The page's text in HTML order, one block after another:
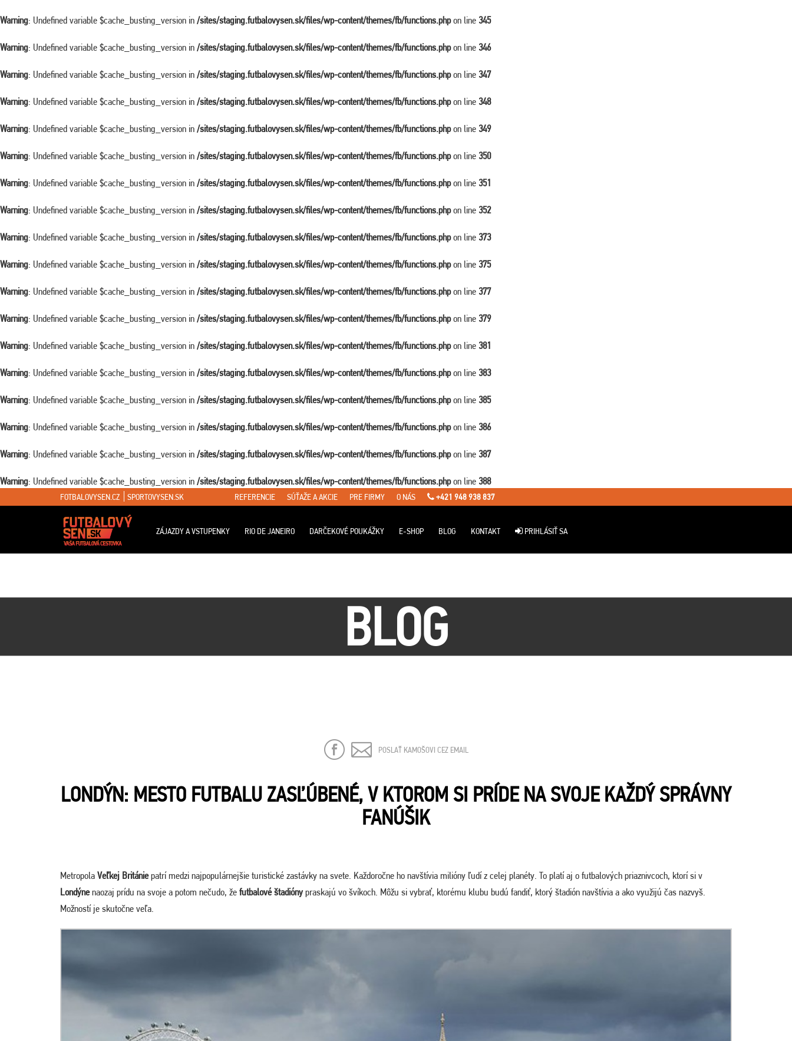
Warning: Undefined variable $cache_busting_version in /sites/staging.futbalovysen.sk/files/wp-content/themes/fb/functions.phpon line 345
Warning: Undefined variable $cache_busting_version in /sites/staging.futbalovysen.sk/files/wp-content/themes/fb/functions.phpon line 346
Warning: Undefined variable $cache_busting_version in /sites/staging.futbalovysen.sk/files/wp-content/themes/fb/functions.phpon line 347
Warning: Undefined variable $cache_busting_version in /sites/staging.futbalovysen.sk/files/wp-content/themes/fb/functions.phpon line 348
Warning: Undefined variable $cache_busting_version in /sites/staging.futbalovysen.sk/files/wp-content/themes/fb/functions.phpon line 349
Warning: Undefined variable $cache_busting_version in /sites/staging.futbalovysen.sk/files/wp-content/themes/fb/functions.phpon line 350
Warning: Undefined variable $cache_busting_version in /sites/staging.futbalovysen.sk/files/wp-content/themes/fb/functions.phpon line 351
Warning: Undefined variable $cache_busting_version in /sites/staging.futbalovysen.sk/files/wp-content/themes/fb/functions.phpon line 352
Warning: Undefined variable $cache_busting_version in /sites/staging.futbalovysen.sk/files/wp-content/themes/fb/functions.phpon line 373
Warning: Undefined variable $cache_busting_version in /sites/staging.futbalovysen.sk/files/wp-content/themes/fb/functions.phpon line 375
Warning: Undefined variable $cache_busting_version in /sites/staging.futbalovysen.sk/files/wp-content/themes/fb/functions.phpon line 377
Warning: Undefined variable $cache_busting_version in /sites/staging.futbalovysen.sk/files/wp-content/themes/fb/functions.phpon line 379
Warning: Undefined variable $cache_busting_version in /sites/staging.futbalovysen.sk/files/wp-content/themes/fb/functions.phpon line 381
Warning: Undefined variable $cache_busting_version in /sites/staging.futbalovysen.sk/files/wp-content/themes/fb/functions.phpon line 383
Warning: Undefined variable $cache_busting_version in /sites/staging.futbalovysen.sk/files/wp-content/themes/fb/functions.phpon line 385
Warning: Undefined variable $cache_busting_version in /sites/staging.futbalovysen.sk/files/wp-content/themes/fb/functions.phpon line 386
Warning: Undefined variable $cache_busting_version in /sites/staging.futbalovysen.sk/files/wp-content/themes/fb/functions.phpon line 387
Warning: Undefined variable $cache_busting_version in /sites/staging.futbalovysen.sk/files/wp-content/themes/fb/functions.phpon line 388
FOTBALOVYSEN.CZ SPORTOVYSEN.SK REFERENCIE SÚŤAŽE A AKCIE PRE FIRMY O NÁS +421 948 938 837
ZÁJAZDY A VSTUPENKY RIO DE JANEIRO DARČEKOVÉ POUKÁŽKY E-SHOP BLOG KONTAKT PRIHLÁSIŤ SA
BLOG
POSLAŤ KAMOŠOVI CEZ EMAIL
LONDÝN: MESTO FUTBALU ZASĽÚBENÉ, V KTOROM SI PRÍDE NA SVOJE KAŽDÝ SPRÁVNY
FANÚŠIK
Metropola Veľkej Britániepatrí medzi najpopulárnejšie turistické zastávky na svete. Každoročne ho navštívia milióny ľudí z celej planéty. To platí aj o futbalových priaznivcoch, ktorí si v
Londýnenaozaj prídu na svoje a potom nečudo, že futbalové štadiónypraskajú vo švíkoch. Môžu si vybrať, ktorému klubu budú fandiť, ktorý štadión navštívia a ako využijú čas nazvyš.
Možností je skutočne veľa.